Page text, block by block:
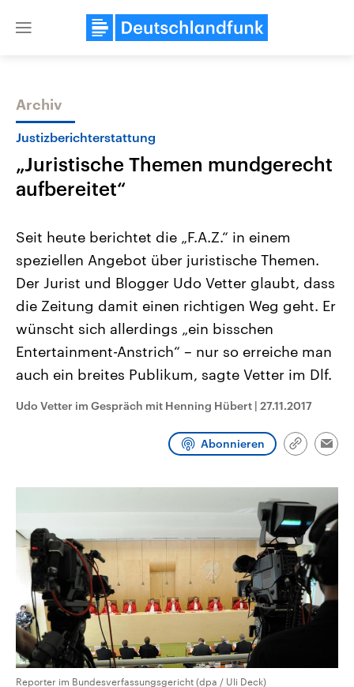
Close
Themen
Landtagswahl Sachsen-Anhalt
2026
Alle Informationen
Sachsen-Anhalt wählt am 6.
September 2026 einen neuen
Landtag. Seit 2021 wird das
Bundesland von einer Koalition aus
Umfragen, Prognosen,
und Hintergründe zu den Parteien
und Kandidaten der anstehenden
USA
Aktuelle Beiträge,
Hintergründe
Wirtschaftlich und
gehören die Vereinigten
den mächtigsten Ländern
mit großem Einfluss auf
Sendungen Programm Podcasts
Archiv
Justizberichterstattung
„Juristische Themen mundgerecht
aufbereitet“
Seit heute berichtet die „F.A.Z.“ in einem
speziellen Angebot über juristische Themen.
Der Jurist und Blogger Udo Vetter glaubt, dass
die Zeitung damit einen richtigen Weg geht. Er
wünscht sich allerdings „ein bisschen
Entertainment-Anstrich“ – nur so erreiche man
auch ein breites Publikum, sagte Vetter im Dlf.
Udo Vetter im Gespräch mit Henning Hübert | 27.11.2017
Abonnieren
Link
Reporter im Bundesverfassungsgericht (dpa / Uli Deck)